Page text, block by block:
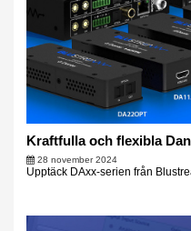
Kraftfulla och flexibla
28 november 2024
Upptäck DAxx-serien från